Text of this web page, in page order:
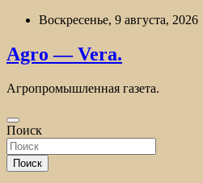
Перейти
содержимому
Воскресенье, 9 августа, 2026
Agro — Vera.
Агропромышленная газета.
Поиск
Поиск